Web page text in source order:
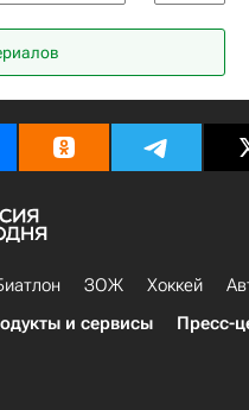
по футболу)
ЗОЖ Хоккей
и сервисы Пресс-